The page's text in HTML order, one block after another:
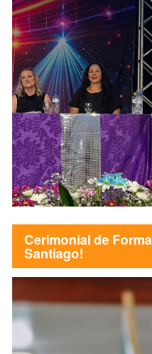
Cerimonial de
Santiago!